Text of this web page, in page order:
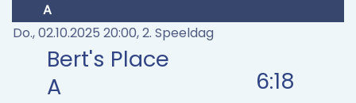
A
Do., 02.10.2025 20:00, 2. Speeldag
Bert's Place
A
6:18